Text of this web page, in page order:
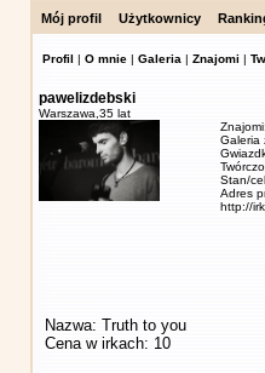
Mój profil Użytkownicy
Profil | O mnie | Galeria | Znajomi |
pawelizdebski
Warszawa, 35 lat
Galeria
Stan/
Adres
http://
Nazwa: Truth to you
Cena w irkach: 10